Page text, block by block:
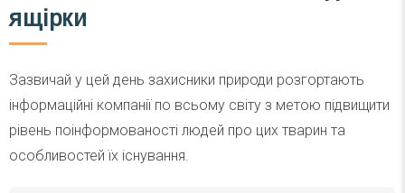
ящірки
Зазвичай у цей день захисники природи розгортають
інформаційні компанії по всьому світу з метою підвищити
рівень поінформованості людей про цих тварин та
особливостей їх існування.